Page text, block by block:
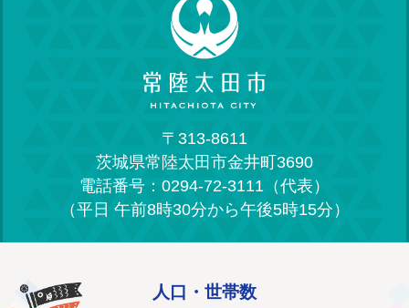
〒313-8611
茨城県常陸太田市金井町3690
電話番号：0294-72-3111（代表）
（平日 午前8時30分から午後5時15分）